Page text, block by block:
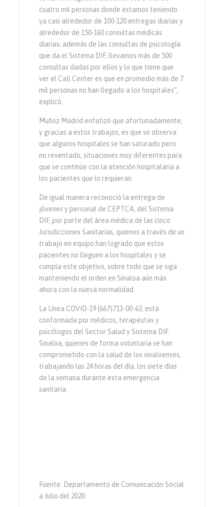
cuatro mil personas donde estamos teniendo
ya casi alrededor de 100-120 entregas diarias y
alrededor de 150-160 consultas médicas
diarias; además de las consultas de psicología
que da el Sistema DIF, llevamos más de 500
consultas dadas por ellos y lo que tiene que
ver el Call Center es que en promedio más de 7
mil personas no han llegado a los hospitales”,
explicó.
Muñoz Madrid enfatizó que afortunadamente,
y gracias a estos trabajos, es que se observa
que algunos hospitales se han saturado pero
no reventado, situaciones muy diferentes para
que se continúe con la atención hospitalaria a
los pacientes que lo requieran.
De igual manera reconoció la entrega de
jóvenes y personal de CEPTCA, del Sistema
DIF, por parte del área médica de las cinco
Jurisdicciones Sanitarias, quienes a través de un
trabajo en equipo han logrado que estos
pacientes no lleguen a los hospitales y se
cumpla este objetivo, sobre todo que se siga
manteniendo el orden en Sinaloa aún más
ahora con la nueva normalidad.
La Línea COVID-19 (667)713-00-63, está
conformada por médicos, terapeutas y
psicólogos del Sector Salud y Sistema DIF
Sinaloa, quienes de forma voluntaria se han
comprometido con la salud de los sinaloenses,
trabajando las 24 horas del día, los siete días
de la semana durante esta emergencia
sanitaria.
Fuente: Departamento de Comunicación Social
a Julio del 2020